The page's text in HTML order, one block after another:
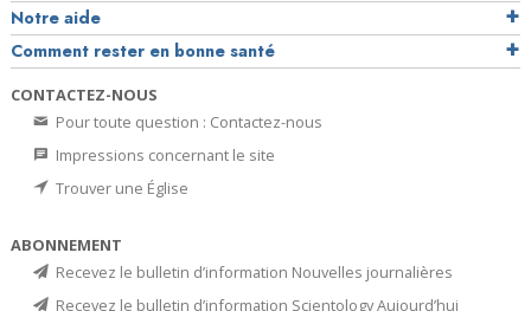
Notre aide
Comment rester en bonne santé
CONTACTEZ-NOUS
Pour toute question : Contactez-nous
Impressions concernant le site
Trouver une Église
ABONNEMENT
Recevez le bulletin d’information Nouvelles journalières
Recevez le bulletin d’information Scientology Aujourd’hui